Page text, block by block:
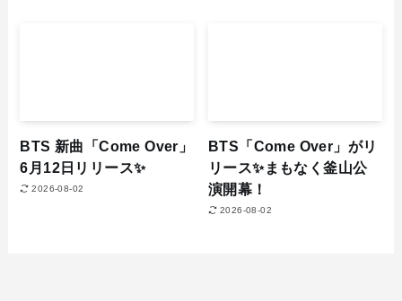
BTS 新曲「Come Over」
6月12日リリース✨
2026-08-02
BTS「Come Over」がリ
リース✨まもなく釜山公
演開幕！
2026-08-02